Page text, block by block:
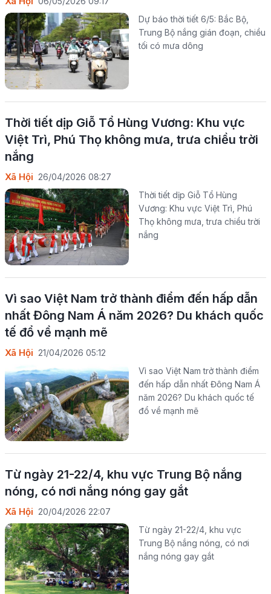
Dự báo thời tiết 6/5: Bắc Bộ,
Trung Bộ nắng gián đoạn, chiều
tối có mưa dông
Thời tiết dịp Giỗ Tổ Hùng Vương: Khu vực
Việt Trì, Phú Thọ không mưa, trưa chiều trời
nắng
Xã Hội 26/04/2026 08:27
Thời tiết dịp Giỗ Tổ Hùng
Vương: Khu vực Việt Trì, Phú
Thọ không mưa, trưa chiều trời
nắng
Vì sao Việt Nam trở thành điểm đến hấp dẫn
nhất Đông Nam Á năm 2026? Du khách quốc
tế đổ về mạnh mẽ
Xã Hội 21/04/2026 05:12
Vì sao Việt Nam trở thành điểm
đến hấp dẫn nhất Đông Nam Á
năm 2026? Du khách quốc tế
đổ về mạnh mẽ
Từ ngày 21-22/4, khu vực Trung Bộ nắng
nóng, có nơi nắng nóng gay gắt
Xã Hội 20/04/2026 22:07
Từ ngày 21-22/4, khu vực
Trung Bộ nắng nóng, có nơi
nắng nóng gay gắt